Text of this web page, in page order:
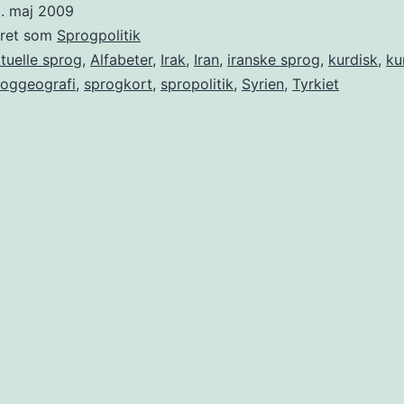
maj 2009
som Sprogpolitik
sprog, Alfabeter, Irak, Iran, iranske sprog, kurdisk,
, sprogkort, spropolitik, Syrien, Tyrkiet